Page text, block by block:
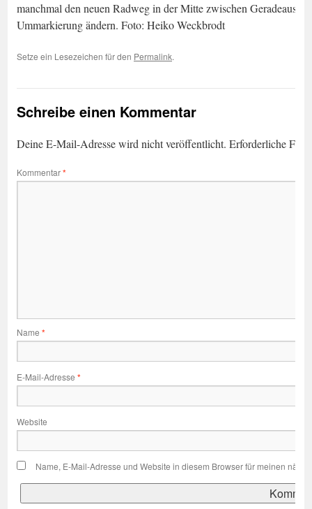
manchmal den neuen Radweg in der Mitte zwischen Geradeaus-
Ummarkierung ändern. Foto: Heiko Weckbrodt
Setze ein Lesezeichen für den Permalink.
Schreibe einen Kommentar
Deine E-Mail-Adresse wird nicht veröffentlicht. Erforderliche
Kommentar*
Name *
E-Mail-Adresse *
Website
Name, E-Mail-Adresse und Website in diesem Browser für meinen